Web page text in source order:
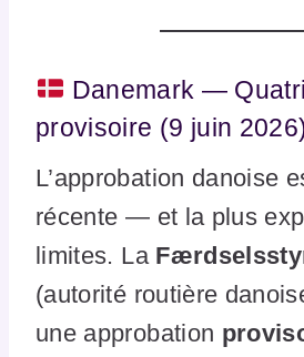
Danemark —
provisoire (9 juin
L’approbation danoise
récente — et la plus
limites. La
(autorité routière
une approbation